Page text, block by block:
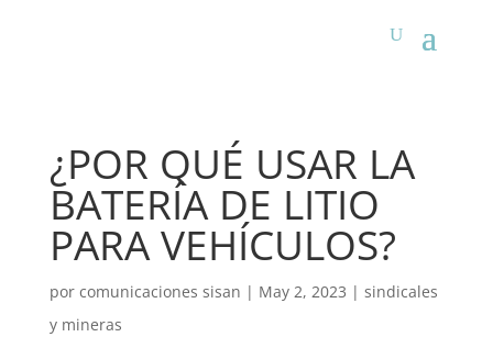
¿POR QUÉ USAR LA
BATERÍA DE LITIO
PARA VEHÍCULOS?
por comunicaciones sisan | May 2, 2023 | sindicales
y mineras